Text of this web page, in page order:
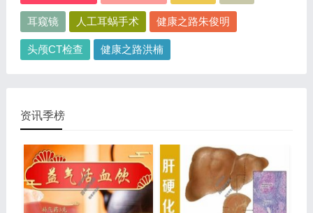
耳窥镜 人工耳蜗手术 健康之路朱俊明
头颅CT检查 健康之路洪楠
资讯季榜